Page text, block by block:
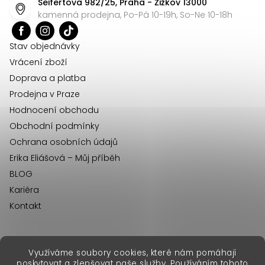
Využíváme soubory cookies, které nám pomáhají
kamenná prodejna, Po-Pá 10-19h, So-Ne 10-18h
Stav objednávky
Vrácení zboží
Doprava a platba
Prodejna v Praze
Hodnocení obchodu
Obchodní podmínky
Ochrana osobních údajů
Erika Eliášová – Můj příběh
BLOG
Kariéra
Kontakt
erikafashion.sk